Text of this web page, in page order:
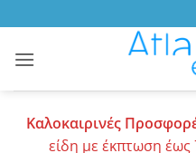
to
content
Καλοκαιρινές
είδη με έκπτωση έως